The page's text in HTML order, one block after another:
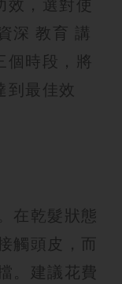
效，選對使
深 教育 講
個時段，將
到最佳效
在乾髮狀態
觸頭皮，而
。建議花費